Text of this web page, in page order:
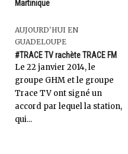
Martinique
AUJOURD'HUI EN
GUADELOUPE
#TRACE TV rachète TRACE FM
Le 22 janvier 2014, le
groupe GHM et le groupe
Trace TV ont signé un
accord par lequel la station,
qui...